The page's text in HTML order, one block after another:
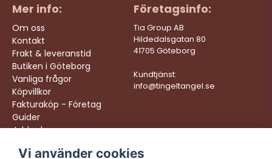
Mer info:
Om oss
Kontakt
Frakt & leveranstid
Butiken i Göteborg
Vanliga frågor
Köpvillkor
Fakturaköp - Företag
Guider
Jobba hos oss
Företagsinfo:
Tia Group AB
Hildedalsgatan 80
41705 Göteborg
Kundtjänst:
info@tingeltangel.se
Följ oss: Vi levererar:
Vi använder cookies